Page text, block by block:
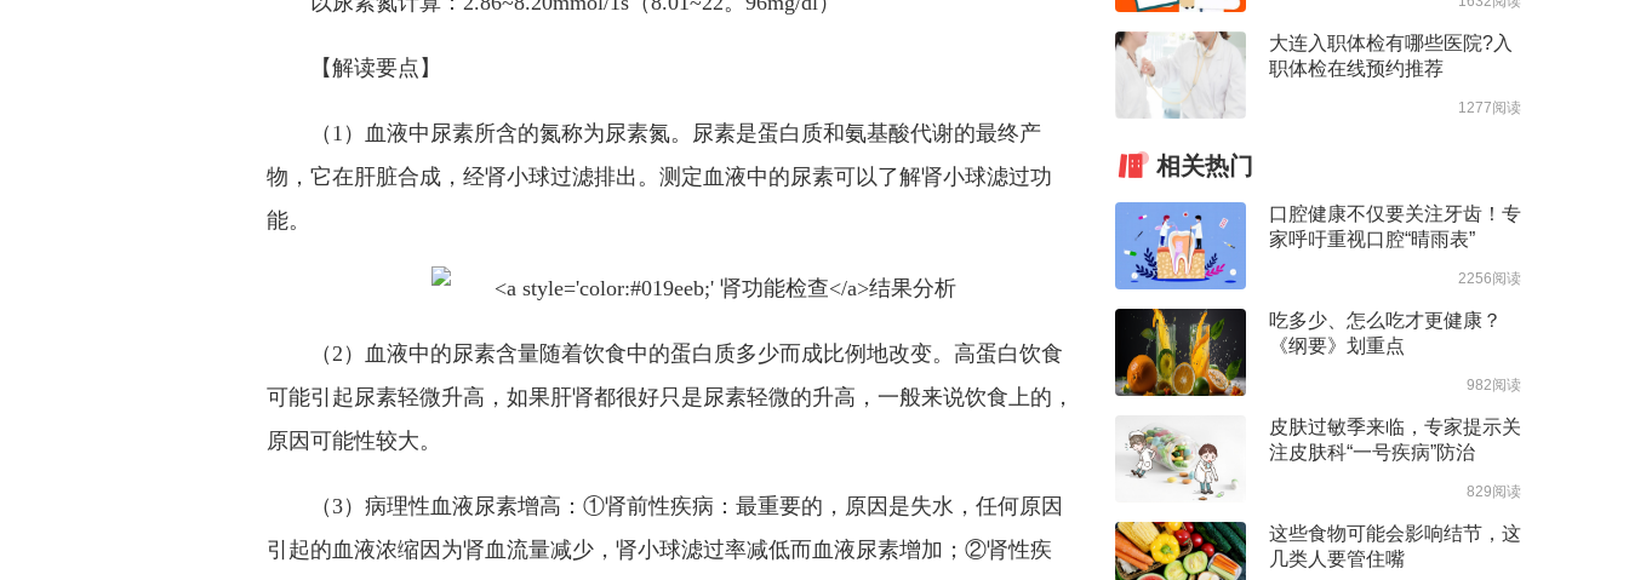
【解读要点】
（ 1 ）血液中尿素所含的氮称为尿素氮。尿素是蛋白质和氨基酸代谢的最终产
物，它在肝脏合成，经肾小球过滤排出。测定血液中的尿素可以了解肾小球滤过功
能。
（2 ）血液中的尿素含量随着饮食中的蛋白质多少而成比例地改变。高蛋白饮食
可能引起尿素轻微升高，如果肝肾都很好只是尿素轻微的升高，一般来说饮食上的，
原因可能性较大。
（3）病理性血液尿素增高：①肾前性疾病：最重要的，原因是失水，任何原因
引起的血液浓缩因为肾血流量减少，肾小球滤过率减低而血液尿素增加； ②肾性疾
大连入职体检有哪些医院?入
职体检在线预约推荐
1277阅读
相关热门
口腔健康不仅要关注牙齿！专
家呼吁重视口腔“晴雨表”
2256阅读
吃多少、怎么吃才更健康？
《纲要》划重点
982阅读
皮肤过敏季来临，专家提示关
注皮肤科“一号疾病”防治
829阅读
这些食物可能会影响结节，这
几类人要管住嘴